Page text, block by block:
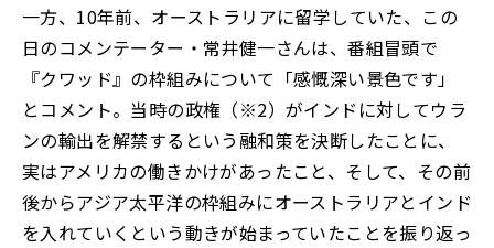
一方、10年前、オーストラリアに留学していた、この
日のコメンテーター・常井健一さんは、番組冒頭で
『クワッド』の枠組みについて「感慨深い景色です」
とコメント。当時の政権（※2）がインドに対してウラ
ンの輸出を解禁するという融和策を決断したことに、
実はアメリカの働きかけがあったこと、そして、その前
後からアジア太平洋の枠組みにオーストラリアとインド
を入れていくという動きが始まっていたことを振り返っ